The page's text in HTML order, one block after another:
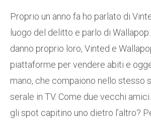
Proprio un anno fa ho parlato di
luogo del delitto e parlo di
danno proprio loro, Vinted e
piattaforme per vendere abiti e
mano, che compaiono nello stesso
serale in TV. Come due vecchi
gli spot capitino uno dietro l’altro?